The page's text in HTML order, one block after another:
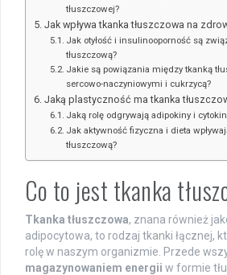
tłuszczowej?
Jak wpływa tkanka tłuszczowa na
Jak otyłość i insulinooporność są
tłuszczową?
Jakie są powiązania między tkanką
sercowo-naczyniowymi i cukrzycą?
Jaką plastyczność ma tkanka
Jaką rolę odgrywają adipokiny i
Jak aktywność fizyczna i dieta
tłuszczową?
Co to jest tkanka
Tkanka tłuszczowa, znana również
adipocytowa, to rodzaj tkanki łącznej,
rolę w naszym organizmie. Przede
magazynowaniem energii w formie